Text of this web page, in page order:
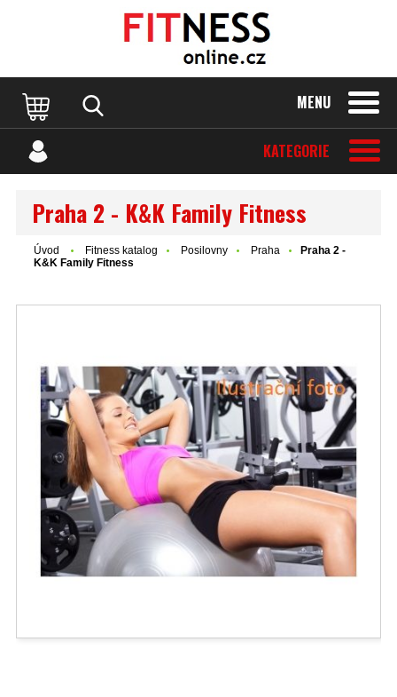
MENU
KATEGORIE
Praha 2 - K&K Family Fitness
Úvod Fitness katalog Posilovny Praha
Praha 2 -
K&K Family Fitness